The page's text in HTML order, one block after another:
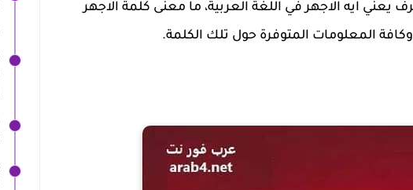
ايه الاجهر في اللغة العربية، ما معنى كلمة الاجهر
المعلومات المتوفرة حول تلك الكلمة.